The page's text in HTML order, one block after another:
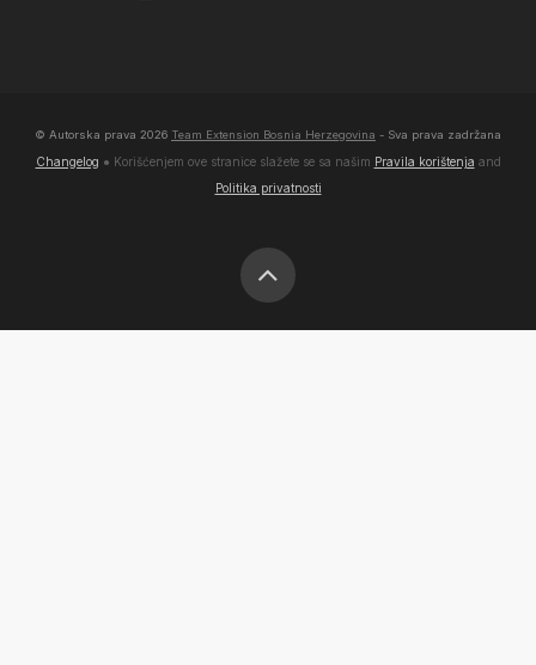
© Autorska prava 2026 Team Extension Bosnia Herzegovina - Sva prava zadržana
Changelog ● Korišćenjem ove stranice slažete se sa našim Pravila korištenja and
Politika privatnosti